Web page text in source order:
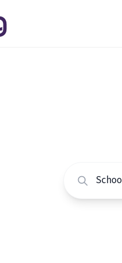
Loodgieter
Slotenmaker